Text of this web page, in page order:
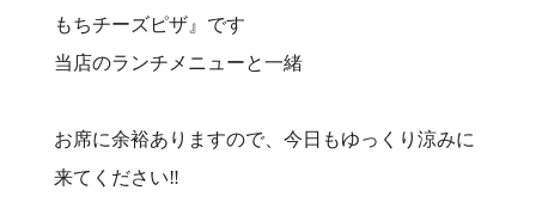
もちチーズピザ』です
当店のランチメニューと一緒
お席に余裕ありますので、今日もゆっくり涼みに
来てください‼️